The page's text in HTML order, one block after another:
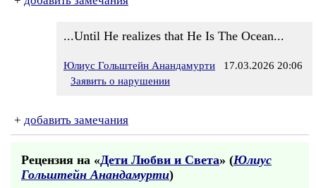
...Until He realizes that He Is The Ocean...
Юлиус Гольштейн Анандамурти 17.03.2026 20:06
Заявить о нарушении
+ добавить замечания
Рецензия на «Дети Любви и Света» (Юлиус
Гольштейн Анандамурти)